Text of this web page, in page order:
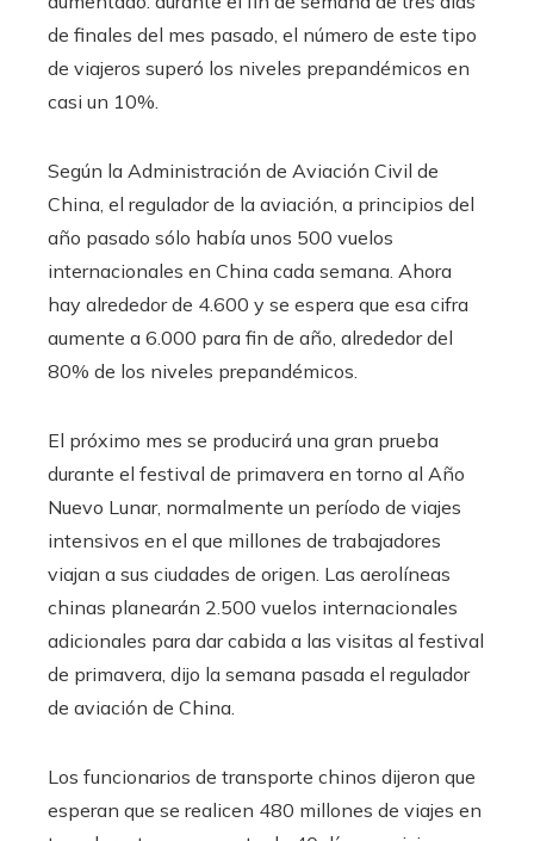
de finales del mes pasado, el número de este tipo
de viajeros superó los niveles prepandémicos en
casi un 10%.
Según la Administración de Aviación Civil de
China, el regulador de la aviación, a principios del
año pasado sólo había unos 500 vuelos
internacionales en China cada semana. Ahora
hay alrededor de 4.600 y se espera que esa cifra
aumente a 6.000 para fin de año, alrededor del
80% de los niveles prepandémicos.
El próximo mes se producirá una gran prueba
durante el festival de primavera en torno al Año
Nuevo Lunar, normalmente un período de viajes
intensivos en el que millones de trabajadores
viajan a sus ciudades de origen. Las aerolíneas
chinas planearán 2.500 vuelos internacionales
adicionales para dar cabida a las visitas al festival
de primavera, dijo la semana pasada el regulador
de aviación de China.
Los funcionarios de transporte chinos dijeron que
esperan que se realicen 480 millones de viajes en